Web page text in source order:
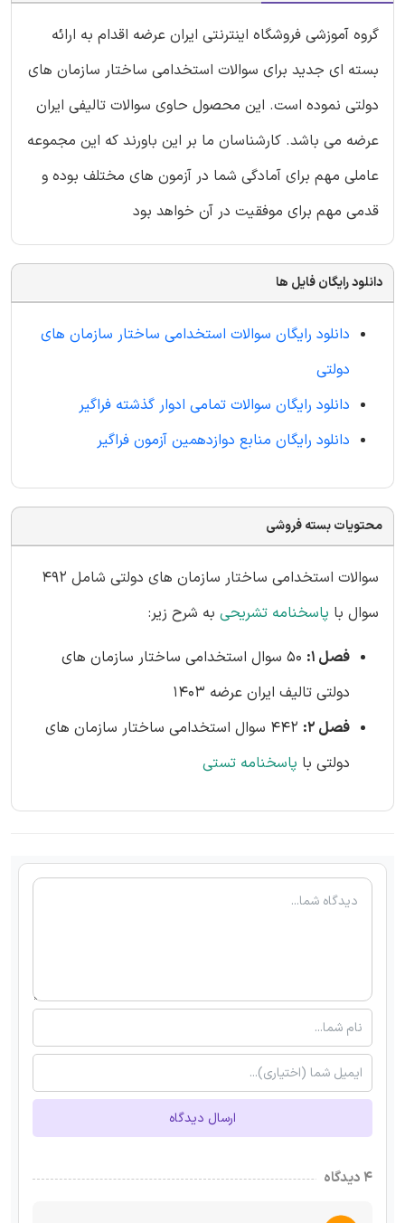
گروه آموزشی فروشگاه اینترنتی ایران عرضه اقدام به ارائه
بسته ای جدید برای سوالات استخدامی ساختار سازمان های
دولتی نموده است. این محصول حاوی سوالات تالیفی ایران
عرضه می باشد. کارشناسان ما بر این باورند که این مجموعه
عاملی مهم برای آمادگی شما در آزمون های مختلف بوده و
قدمی مهم برای موفقیت در آن خواهد بود
دانلود رایگان فایل ها
دانلود رایگان سوالات استخدامی ساختار سازمان های
دولتی
دانلود رایگان سوالات تمامی ادوار گذشته فراگیر
دانلود رایگان منابع دوازدهمین آزمون فراگیر
محتویات بسته فروشی
سوالات استخدامی ساختار سازمان های دولتی شامل 492
سوال با پاسخنامه تشریحی به شرح زیر:
فصل 1:
50 سوال استخدامی ساختار سازمان های
دولتی تالیف ایران عرضه 1403
فصل 2:
442 سوال استخدامی ساختار سازمان های
دولتی با پاسخنامه تستی
ارسال دیدگاه
۴ دیدگاه